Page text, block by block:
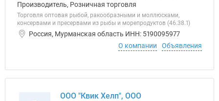
Производитель, Розничная торговля
Торговля оптовая рыбой, ракообразными и моллюсками,
консервами и пресервами из рыбы и морепродуктов (46.38.1)
Россия, Мурманская область ИНН: 5190095977
О компании
Объявления
ООО "Квик Хелп", ООО